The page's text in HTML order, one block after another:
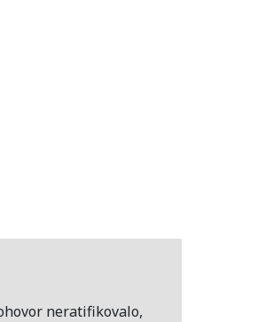
neratifikovalo,